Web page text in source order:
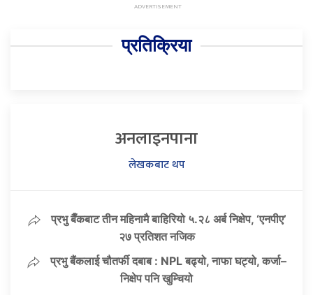
प्रतिक्रिया
अनलाइनपाना
लेखकबाट थप
प्रभु बैँकबाट तीन महिनामै बाहिरियो ५.२८ अर्ब निक्षेप, ‘एनपीए’
२७ प्रतिशत नजिक
प्रभु बैंकलाई चौतर्फी दबाब : NPL बढ्यो, नाफा घट्यो, कर्जा–
निक्षेप पनि खुम्चियो